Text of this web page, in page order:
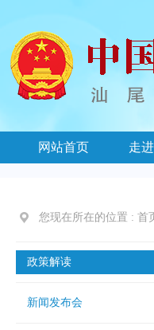
网站首页 走
您现在所在的位置 : 首
政策解读
新闻发布会